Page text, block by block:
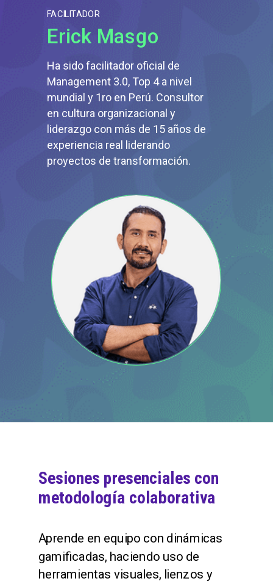
Erick Masgo
FACILITADOR
Ha sido facilitador oficial de
Management 3.0, Top 4 a nivel
mundial y 1ro en Perú. Consultor
en cultura organizacional y
liderazgo con más de 15 años de
experiencia real liderando
proyectos de transformación.
Sesiones presenciales con
metodología colaborativa
Aprende en equipo con dinámicas
gamificadas, haciendo uso de
herramientas visuales, lienzos y